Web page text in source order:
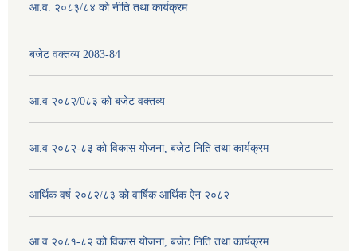
आ.व. २०८३/८४ को नीति तथा कार्यक्रम
बजेट वक्तव्य 2083-84
आ.व २०८२/0८३ को बजेट वक्तव्य
आ.व २०८२-८३ को विकास योजना, बजेट निति तथा कार्यक्रम
आर्थिक वर्ष २०८२/८३ को वार्षिक आर्थिक ऐन २०८२
आ.व २०८१-८२ को विकास योजना, बजेट निति तथा कार्यक्रम